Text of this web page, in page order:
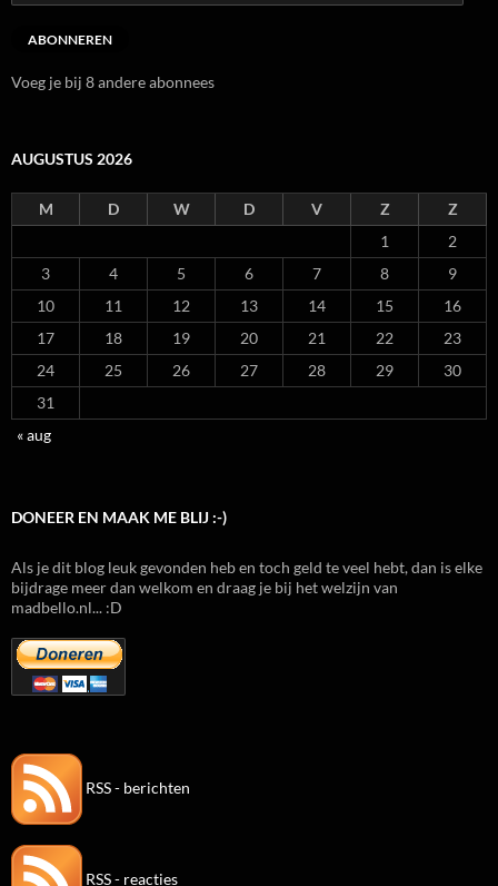
mailadres
ABONNEREN
Voeg je bij 8 andere abonnees
AUGUSTUS 2026
M D W D V Z
Z
1
2
3
4 5 6 7 8
9
10
11 12 13 14 15
16
17
18 19 20 21 22
23
24
25 26 27 28 29
30
31
« aug
DONEER EN MAAK ME BLIJ :-)
Als je dit blog leuk gevonden heb en toch geld te veel hebt, dan is elke
bijdrage meer dan welkom en draag je bij het welzijn van
madbello.nl... :D
RSS - berichten
RSS - reacties